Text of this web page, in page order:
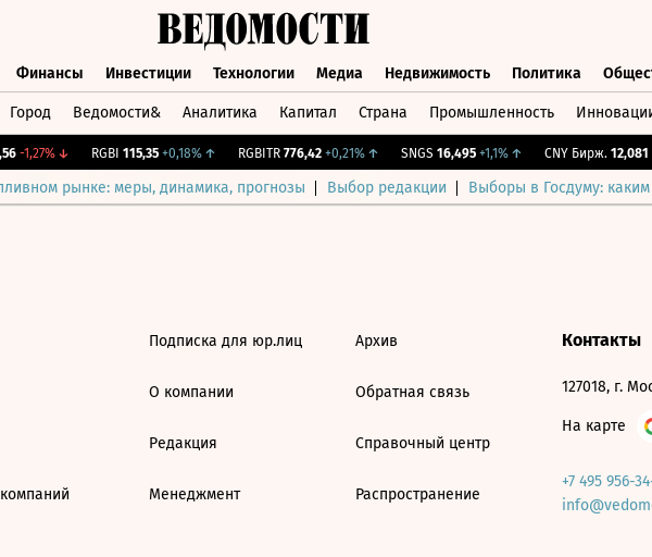
Финансы Инвестиции Технологии Медиа Недвижимость Политика
Город Ведомости& Аналитика Капитал Страна Промышленность
-1,27%↓ RGBI 115,35 +0,18%↑ RGBITR 776,42 +0,21%↑ SNGS 16,495 +1,1%↑ CNY Бирж. 12,081
рынке: меры, динамика, прогнозы Выбор редакции Выборы в Госдуму:
Подписка для юр.лиц
О компании
Редакция
Менеджмент
Архив
Обратная связь
Справочный центр
Распространение
Контакты
127018, г.
На карте
+7 495 956-